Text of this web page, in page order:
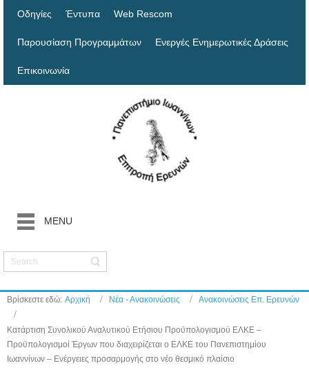
Οδηγίες Έντυπα Web Rescom
Παρουσίαση Προγραμμάτων Ενεργές Ενημερωτικές Δράσεις
Επικοινωνία
MENU
Βρίσκεστε εδώ: Αρχική Νέα - Ανακοινώσεις Ανακοινώσεις Επ. Ερευνών
Κατάρτιση Συνολικού Αναλυτικού Ετήσιου Προϋπολογισμού ΕΛΚΕ –
Προϋπολογισμοί Έργων που διαχειρίζεται ο ΕΛΚΕ του Πανεπιστημίου
Ιωαννίνων – Ενέργειες προσαρμογής στο νέο θεσμικό πλαίσιο